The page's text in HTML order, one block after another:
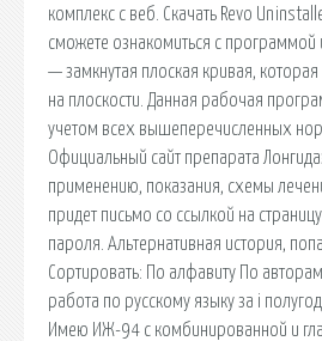
комплекс с веб. Скачать Revo
сможете ознакомиться с программой
— замкнутая плоская кривая, которая
на плоскости. Данная рабочая
учетом всех вышеперечисленных
Официальный сайт препарата
применению, показания, схемы
придет письмо со ссылкой на
пароля. Альтернативная история,
Сортировать: По алфавиту По
работа по русскому языку за i
Имею ИЖ-94 с комбинированной и